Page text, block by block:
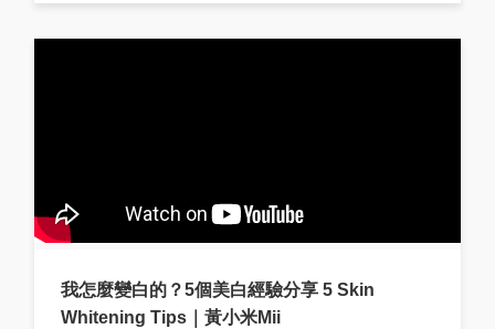
我怎麼變白的？5個美白經驗分享 5 Skin
Whitening Tips｜黃小米Mii